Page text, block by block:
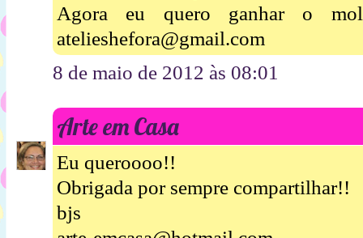
Agora eu quero ganhar o
atelieshefora@gmail.com
8 de maio de 2012 às 08:01
Arte em Casa
Eu queroooo!!
Obrigada por sempre compartilhar!!
bjs